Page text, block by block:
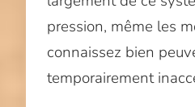
pression, même les
connaissez bien
temporairement